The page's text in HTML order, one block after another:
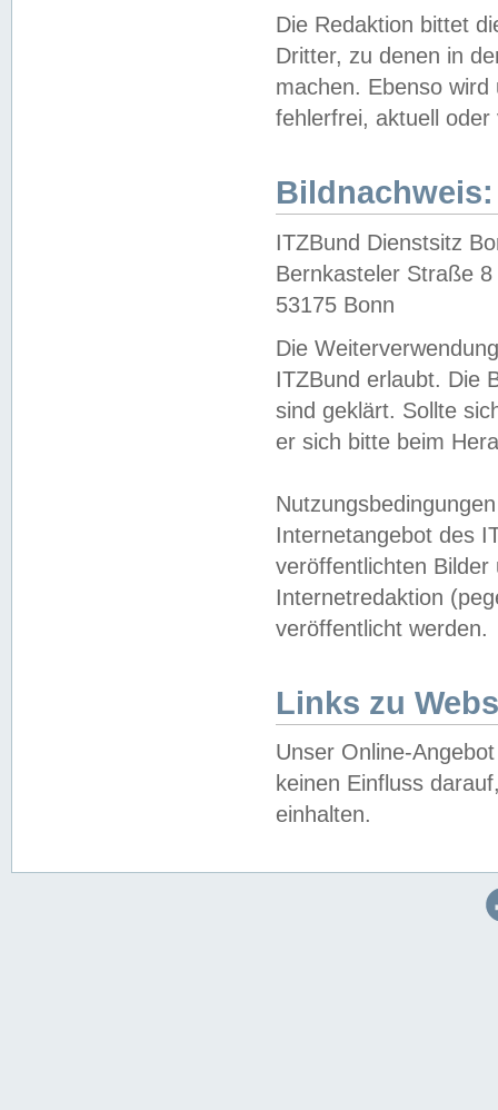
Die Redaktion bittet
Dritter, zu denen in
machen. Ebenso
fehlerfrei, aktuell oder
Bildnachweis:
ITZBund Dienstsitz
Bernkasteler Straße 8
53175 Bonn
Die
ITZBund erlaubt. Die
sind geklärt. Sollte
er sich bitte beim
Internetangebot des
veröffentlichten
Internetredaktion
veröffentlicht werden.
Links zu
Unser Online-
keinen Einfluss
einhalten.